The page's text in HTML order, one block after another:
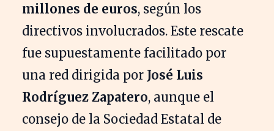
millones de euros, según los
directivos involucrados. Este rescate
fue supuestamente facilitado por
una red dirigida por José Luis
Rodríguez Zapatero, aunque el
consejo de la Sociedad Estatal de